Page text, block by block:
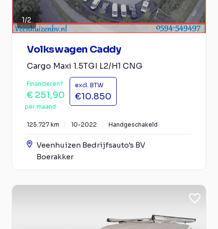
1/2
Volkswagen Caddy
Cargo Maxi 1.5TGI L2/H1 CNG
Financieren?
€ 251,90
per maand
excl. BTW
€10.850
125.727 km 10-2022 Handgeschakeld
Veenhuizen Bedrijfsauto's BV
Boerakker